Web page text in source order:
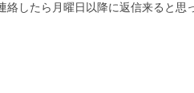
したら月曜日以降に返信来ると